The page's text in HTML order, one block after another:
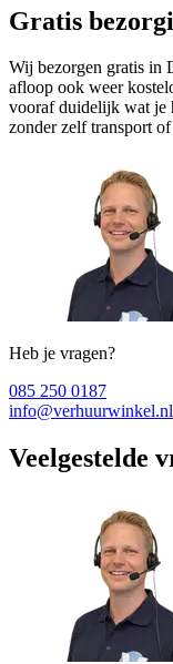
Gratis
Wij bezorgen gratis in
afloop ook weer
vooraf duidelijk wat je
zonder zelf transport
Heb je vragen?
085 250 0187
info@verhuurwinkel.nl
Veelgestelde